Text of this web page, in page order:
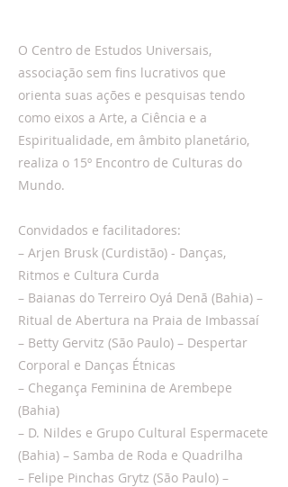
O Centro de Estudos Universais,
associação sem fins lucrativos que
orienta suas ações e pesquisas tendo
como eixos a Arte, a Ciência e a
Espiritualidade, em âmbito planetário,
realiza o 15º Encontro de Culturas do
Mundo.
Convidados e facilitadores:
– Arjen Brusk (Curdistão) - Danças,
Ritmos e Cultura Curda
– Baianas do Terreiro Oyá Denã (Bahia) –
Ritual de Abertura na Praia de Imbassaí
– Betty Gervitz (São Paulo) – Despertar
Corporal e Danças Étnicas
– Chegança Feminina de Arembepe
(Bahia)
– D. Nildes e Grupo Cultural Espermacete
(Bahia) – Samba de Roda e Quadrilha
– Felipe Pinchas Grytz (São Paulo) –